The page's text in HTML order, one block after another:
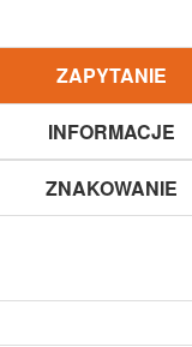
ZAPYTANIE
INFORMACJE
ZNAKOWANIE